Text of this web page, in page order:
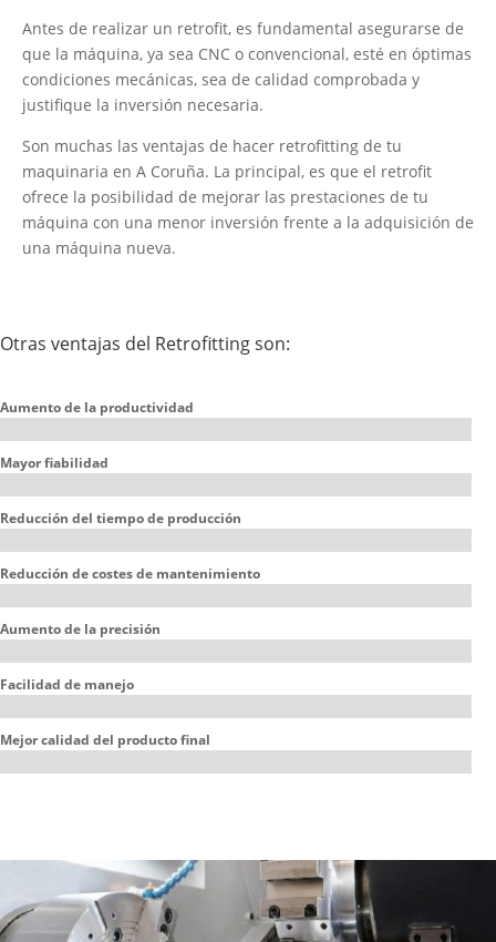
Antes de realizar un retrofit, es fundamental asegurarse de
que la máquina, ya sea CNC o convencional, esté en óptimas
condiciones mecánicas, sea de calidad comprobada y
justifique la inversión necesaria.
Son muchas las ventajas de hacer retrofitting de tu
maquinaria en A Coruña. La principal, es que el retrofit
ofrece la posibilidad de mejorar las prestaciones de tu
máquina con una menor inversión frente a la adquisición de
una máquina nueva.
Otras ventajas del Retrofitting son:
Aumento de la productividad
Mayor fiabilidad
Reducción del tiempo de producción
Reducción de costes de mantenimiento
Aumento de la precisión
Facilidad de manejo
Mejor calidad del producto final